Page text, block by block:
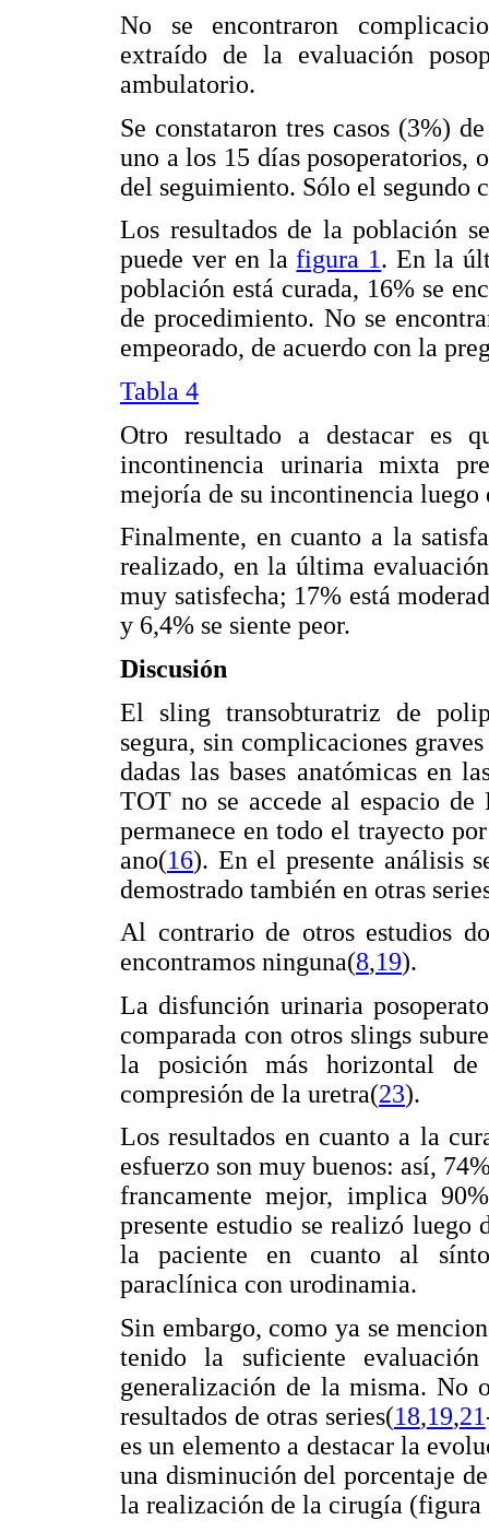
No se encontraron
extraído de la evaluación
ambulatorio.
Se constataron tres casos (3%)
uno a los 15 días posoperatorios,
del seguimiento. Sólo el segundo
Los resultados de la población
puede ver en lafigura 1. En la
población está curada, 16% se
de procedimiento. No se
empeorado, de acuerdo con la
Tabla 4
Otro resultado a destacar es
incontinencia urinaria mixta
mejoría de su incontinencia luego
Finalmente, en cuanto a la
realizado, en la última
muy satisfecha; 17% está
y 6,4% se siente peor.
Discusión
El sling transobturatriz de
segura, sin complicaciones
dadas las bases anatómicas en
TOT no se accede al espacio
permanece en todo el trayecto
ano(16). En el presente análisis
demostrado también en otras
Al contrario de otros estudios
encontramos ninguna(8,19).
La disfunción urinaria
comparada con otros slings
la posición más horizontal
compresión de la uretra(23).
Los resultados en cuanto a la
esfuerzo son muy buenos: así,
francamente mejor, implica
presente estudio se realizó
la paciente en cuanto al
paraclínica con urodinamia.
Sin embargo, como ya se
tenido la suficiente
generalización de la misma. No
resultados de otras series(18,19,21
es un elemento a destacar la
una disminución del porcentaje
la realización de la cirugía (figura